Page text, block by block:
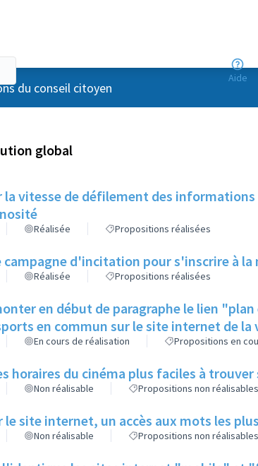
Aide
du conseil citoyen
global
la vitesse de défilement des
Réalisée Propositions réalisées
campagne d'incitation pour s'inscrire à
Réalisée Propositions réalisées
en début de paragraphe le lien
en commun sur le site internet de la
En cours de réalisation Propositions en
horaires du cinéma plus faciles à
Non réalisable Propositions non réalisables
le site internet, un accès aux mots les
Non réalisable Propositions non réalisables